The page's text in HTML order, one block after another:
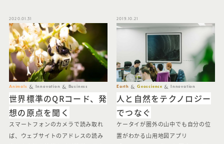
Animals Innovation Business
2020.01.31
世界標準のQRコード、発
想の原点を聞く
スマートフォンのカメラで読み取れ
ば、ウェブサイトのアドレスの読み
Earth Geoscience Innovation
2019.10.21
人と自然をテクノロジー
でつなぐ
ケータイが圏外の山中でも自分の位
置がわかる山用地図アプリ